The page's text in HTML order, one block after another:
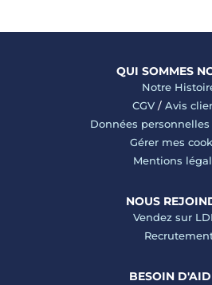
QUI SOMMES
Notre
CGV/ Avis
Données personnelles
Gérer mes
Mentions
NOUS
Vendez sur
BESOIN